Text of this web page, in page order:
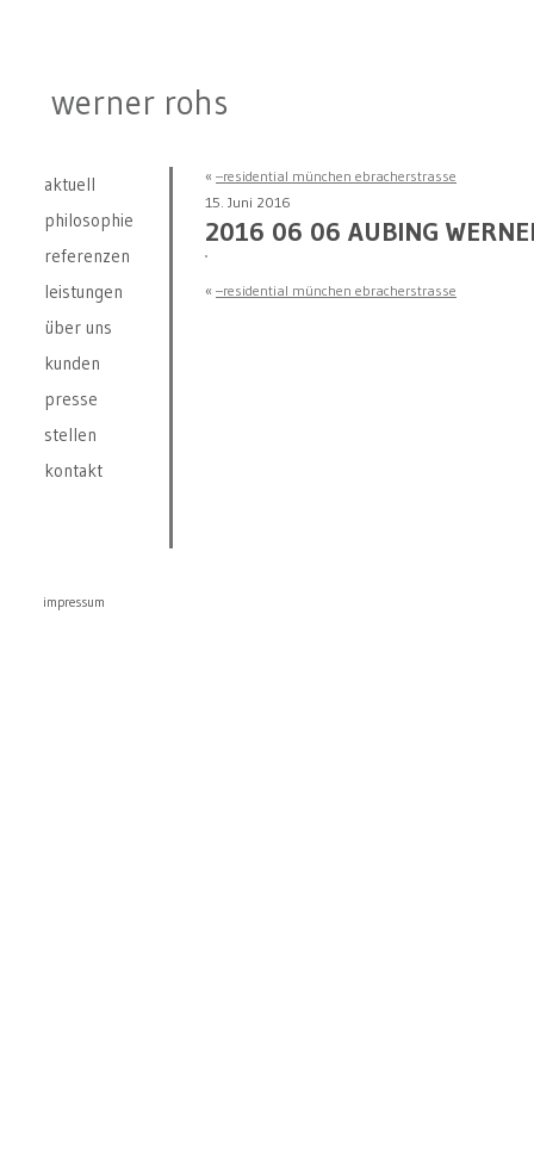
werner rohs
aktuell
philosophie
referenzen
leistungen
über uns
kunden
presse
stellen
kontakt
« –residential münchen ebracherstrasse
15. Juni 2016
2016 06 06 AUBING
« –residential münchen ebracherstrasse
impressum